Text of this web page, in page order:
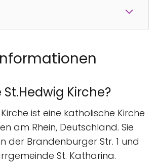
St.Hedwig Kirche?
ist eine katholische Kirche
am Rhein, Deutschland. Sie
der Brandenburger Str. 1 und
St. Katharina.